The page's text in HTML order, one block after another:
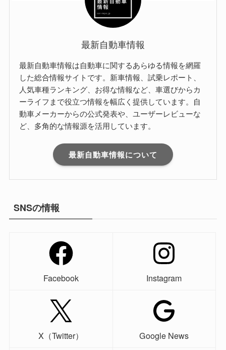
最新自動車情報
最新自動車情報は自動車に関するあらゆる情報を網羅
した総合情報サイトです。新車情報、試乗レポート、
人気車種ランキング、お得な情報など、車選びからカ
ーライフまで役立つ情報を幅広く提供しています。自
動車メーカーからの公式発表や、ユーザーレビューな
ど、多角的な情報源を活用しています。
最新自動車情報について
SNSの情報
Facebook Instagram
X（Twitter） Google News